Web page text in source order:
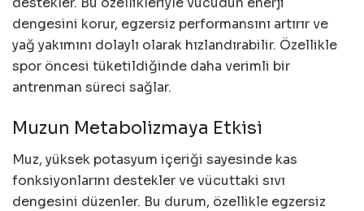
dengesini korur, egzersiz performansını artırır ve
yağ yakımını dolaylı olarak hızlandırabilir. Özellikle
spor öncesi tüketildiğinde daha verimli bir
antrenman süreci sağlar.
Muzun Metabolizmaya Etkisi
Muz, yüksek potasyum içeriği sayesinde kas
fonksiyonlarını destekler ve vücuttaki sıvı
dengesini düzenler. Bu durum, özellikle egzersiz